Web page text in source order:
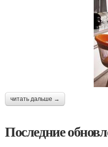
читать дальше →
Последние